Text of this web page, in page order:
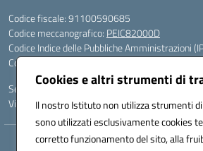
Cookies e altri strumenti di
Il nostro Istituto non utilizza strumenti
sono utilizzati esclusivamente cookies
corretto funzionamento del sito, alla
Codice fiscale: 91100590685
Codice meccanografico: PEIC82000D
Codice Indice delle Pubbliche Amministrazioni
Codice unico di fatturazione (CUF): UFYS5I
Sede provvisoria dell'Istituto Comprensivo
Via Elsa Morante, 12 - 65012 - Villareia (PE)
Hosting & Powered by 3D